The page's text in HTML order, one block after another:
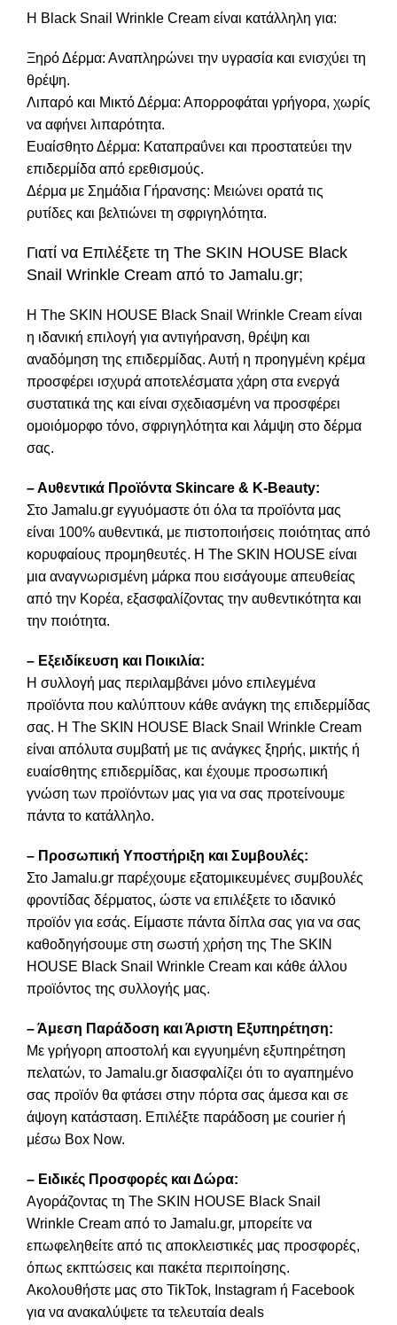
Η Black Snail Wrinkle Cream είναι κατάλληλη για:
Ξηρό Δέρμα: Αναπληρώνει την υγρασία και ενισχύει τη
θρέψη.
Λιπαρό και Μικτό Δέρμα: Απορροφάται γρήγορα, χωρίς
να αφήνει λιπαρότητα.
Ευαίσθητο Δέρμα: Καταπραΰνει και προστατεύει την
επιδερμίδα από ερεθισμούς.
Δέρμα με Σημάδια Γήρανσης: Μειώνει ορατά τις
ρυτίδες και βελτιώνει τη σφριγηλότητα.
Γιατί να Επιλέξετε τη The SKIN HOUSE Black
Snail Wrinkle Cream από το Jamalu.gr;
Η The SKIN HOUSE Black Snail Wrinkle Cream είναι
η ιδανική επιλογή για αντιγήρανση, θρέψη και
αναδόμηση της επιδερμίδας. Αυτή η προηγμένη κρέμα
προσφέρει ισχυρά αποτελέσματα χάρη στα ενεργά
συστατικά της και είναι σχεδιασμένη να προσφέρει
ομοιόμορφο τόνο, σφριγηλότητα και λάμψη στο δέρμα
σας.
– Αυθεντικά Προϊόντα Skincare & K-Beauty:
Στο Jamalu.gr εγγυόμαστε ότι όλα τα προϊόντα μας
είναι 100% αυθεντικά, με πιστοποιήσεις ποιότητας από
κορυφαίους προμηθευτές. Η The SKIN HOUSE είναι
μια αναγνωρισμένη μάρκα που εισάγουμε απευθείας
από την Κορέα, εξασφαλίζοντας την αυθεντικότητα και
την ποιότητα.
– Εξειδίκευση και Ποικιλία:
Η συλλογή μας περιλαμβάνει μόνο επιλεγμένα
προϊόντα που καλύπτουν κάθε ανάγκη της επιδερμίδας
σας. Η The SKIN HOUSE Black Snail Wrinkle Cream
είναι απόλυτα συμβατή με τις ανάγκες ξηρής, μικτής ή
ευαίσθητης επιδερμίδας, και έχουμε προσωπική
γνώση των προϊόντων μας για να σας προτείνουμε
πάντα το κατάλληλο.
– Προσωπική Υποστήριξη και Συμβουλές:
Στο Jamalu.gr παρέχουμε εξατομικευμένες συμβουλές
φροντίδας δέρματος, ώστε να επιλέξετε το ιδανικό
προϊόν για εσάς. Είμαστε πάντα δίπλα σας για να σας
καθοδηγήσουμε στη σωστή χρήση της The SKIN
HOUSE Black Snail Wrinkle Cream και κάθε άλλου
προϊόντος της συλλογής μας.
– Άμεση Παράδοση και Άριστη Εξυπηρέτηση:
Με γρήγορη αποστολή και εγγυημένη εξυπηρέτηση
πελατών, το Jamalu.gr διασφαλίζει ότι το αγαπημένο
σας προϊόν θα φτάσει στην πόρτα σας άμεσα και σε
άψογη κατάσταση. Επιλέξτε παράδοση με courier ή
μέσω Box Now.
– Ειδικές Προσφορές και Δώρα:
Αγοράζοντας τη The SKIN HOUSE Black Snail
Wrinkle Cream από το Jamalu.gr, μπορείτε να
επωφεληθείτε από τις αποκλειστικές μας προσφορές,
όπως εκπτώσεις και πακέτα περιποίησης.
Ακολουθήστε μας στο TikTok, Instagram ή Facebook
για να ανακαλύψετε τα τελευταία deals